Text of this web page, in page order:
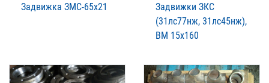
Задвижка ЗМС-65х21
Задвижки ЗКС
(31лс77нж, 31лс45нж),
ВМ 15х160